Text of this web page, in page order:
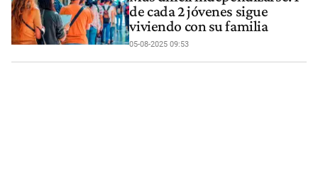
de cada 2 jóvenes sigue
viviendo con su familia
05-08-2025 09:53